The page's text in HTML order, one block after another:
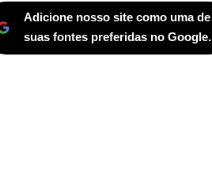
Adicione nosso site como uma de
suas fontes preferidas no Google.